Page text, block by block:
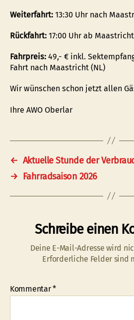
Weiterfahrt: 13:30 Uhr nach
Rückfahrt: 17:00 Uhr ab Maastricht
Fahrpreis: 49,- € inkl.
Fahrt nach Maastricht (NL)
Wir wünschen schon jetzt allen
Ihre AWO Oberlar
← Aktuelle Stunde der
→ Fahrradsaison 2026
Schreibe einen
Deine E-Mail-Adresse wird
Erforderliche Felder sind
Kommentar*